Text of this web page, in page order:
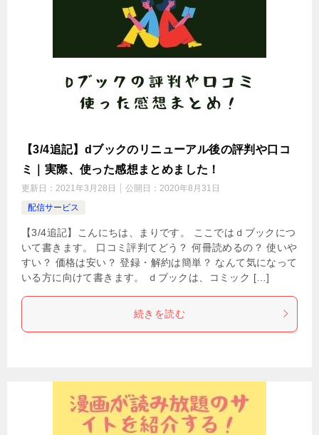
【3/4追記】dブックのリニューアル後の評判や口コ
ミ｜実際、使った感想まとめました！
更新日： 2021年3月28日 公開日： 2020年8月31日
配信サービス
【3/4追記】こんにちは、まりです。 ここではｄブックにつ
いて書きます。 口コミ評判てどう？ 何冊読めるの？ 使いや
すい？ 価格は安い？ 登録・解約は簡単？ なんて気になって
いる方に向けて書きます。 ｄブックは、コミック […]
続きを読む